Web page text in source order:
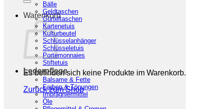
Warenkorb
Es befinden sich keine Produkte im Warenkorb.
Zurück zum Shop
Bälle
Geldtaschen
Gürteltaschen
Kartenetuis
Kulturbeutel
Schlüsselanhänger
Schlüsseletuis
Portemonnaies
Stiftetuis
Lederpflege
Balsame & Fette
Farben & Tönungen
Imprägniermittel
Öle